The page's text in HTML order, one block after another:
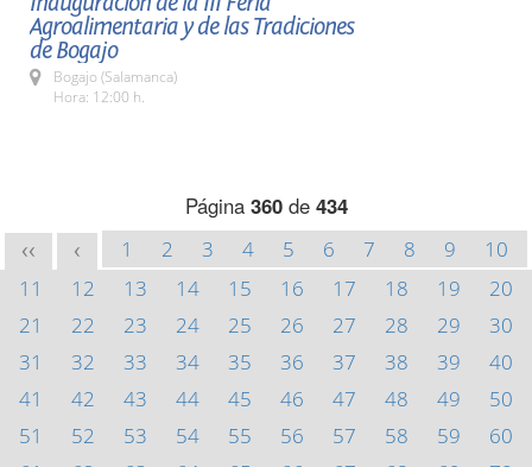
Agroalimentaria y de las Tradiciones
de Bogajo
Bogajo (Salamanca)
Hora: 12:00 h.
Página 360de 434
<< < 1 2 3 4 5 6 7 8 9
10
11
12 13 14 15 16 17 18 19
20
21
22 23 24 25 26 27 28 29
30
31
32 33 34 35 36 37 38 39
40
41
42 43 44 45 46 47 48 49
50
51
52 53 54 55 56 57 58 59
60